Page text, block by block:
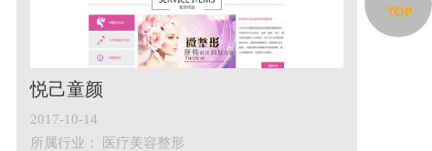
悦己童颜
2017-10-14
所属行业： 医疗美容整形